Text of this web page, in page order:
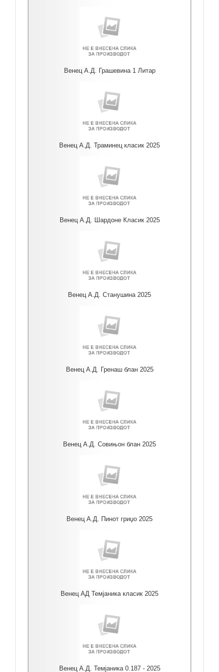
Венец А.Д. Грашевина 1 Литар
Венец А.Д. Траминец класик 2025
Венец А.Д. Шардоне Класик 2025
Венец А.Д. Станушина 2025
Венец А.Д. Гренаш блан 2025
Венец А.Д. Совињон блан 2025
Венец А.Д. Пинот гриџо 2025
Венец АД Темјаника класик 2025
Венец А.Д. Темјаника 0.187 - 2025